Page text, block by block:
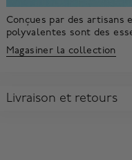
Conçues par des
polyvalentes sont des
Magasiner la collection
Livraison et retours